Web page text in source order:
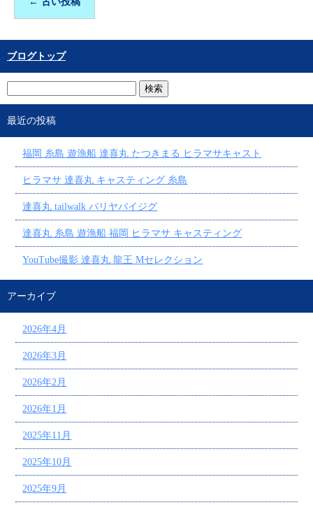
ブログトップ
最近の投稿
福岡 糸島 遊漁船 達喜丸 たつきまる ヒラマサキャスト
ヒラマサ 達喜丸 キャスティング 糸島
達喜丸 tailwalk バリヤバイジグ
達喜丸 糸島 遊漁船 福岡 ヒラマサ キャスティング
YouTube撮影 達喜丸 龍王 Mセレクション
アーカイブ
2026年4月
2026年3月
2026年2月
2026年1月
2025年11月
2025年10月
2025年9月